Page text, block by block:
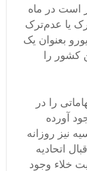
است در ماه
یا عدم‌ترک
بعنوان یک
کشور را
را در
آورده
نیز روزانه
اتحادیه
خلاء وجود